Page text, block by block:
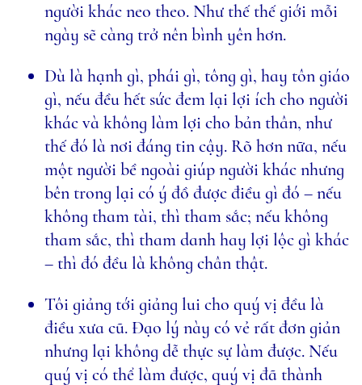
người khác neo theo. Như thế thế giới mỗi
ngày sẽ càng trở nên bình yên hơn.
Dù là hạnh gì, phái gì, tông gì, hay tôn giáo
gì, nếu đều hết sức đem lại lợi ích cho người
khác và không làm lợi cho bản thân, như
thế đó là nơi đáng tin cậy. Rõ hơn nữa, nếu
một người bề ngoài giúp người khác nhưng
bên trong lại có ý đồ được điều gì đó – nếu
không tham tài, thì tham sắc; nếu không
tham sắc, thì tham danh hay lợi lộc gì khác
– thì đó đều là không chân thật.
Tôi giảng tới giảng lui cho quý vị đều là
điều xưa cũ. Đạo lý này có vẻ rất đơn giản
nhưng lại không dễ thực sự làm được. Nếu
quý vị có thể làm được, quý vị đã thành